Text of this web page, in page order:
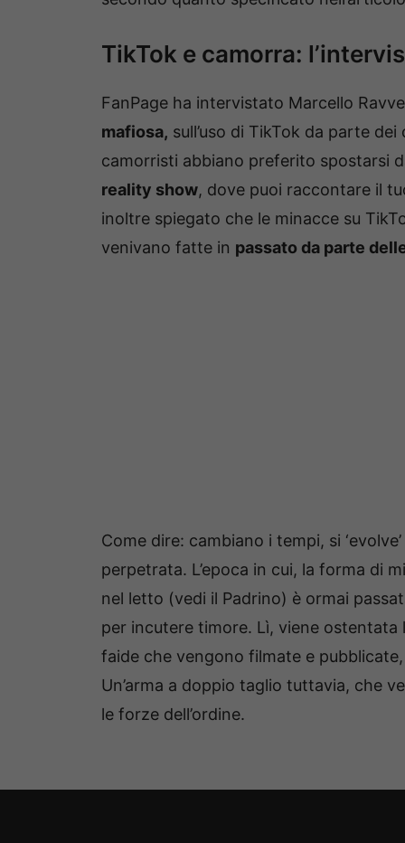
TikTok e camorra:
FanPage ha intervistato Marcello
mafiosa, sull’uso di TikTok da parte
camorristi abbiano preferito spostarsi
reality show, dove puoi raccontare il
inoltre spiegato che le minacce su
venivano fatte in passato da parte
Come dire: cambiano i tempi, si
perpetrata. L’epoca in cui, la forma di
nel letto (vedi il Padrino) è ormai
per incutere timore. Lì, viene
faide che vengono filmate e
Un’arma a doppio taglio tuttavia, che
le forze dell’ordine.